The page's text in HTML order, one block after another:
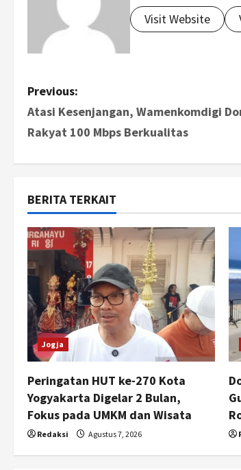
Visit Website
P
o
n
a
v
i
g
a
t
i
o
Previous:
Atasi Kesenjangan, Wamenkomdigi
Rakyat 100 Mbps Berkualitas
BERITA TERKAIT
Jogja
Peringatan HUT ke-270 Kota
Yogyakarta Digelar 2 Bulan,
Fokus pada UMKM dan Wisata
Redaksi Agustus 7, 2026